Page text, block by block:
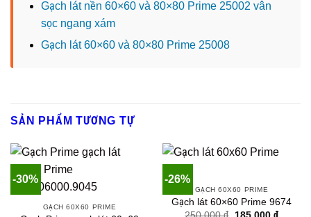
Gạch lát nền 60×60 và 80×80 Prime 25002 vân
sọc ngang xám
Gạch lát 60×60 và 80×80 Prime 25008
SẢN PHẨM TƯƠNG TỰ
-30%
GẠCH 60X60 PRIME
-26%
GẠCH 60X60 PRIME
Gạch lát 60×60 Prime 9674
Original
Current